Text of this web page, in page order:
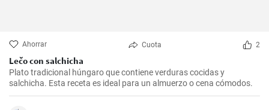
Ahorrar Cuota 2
Lečo con salchicha
Plato tradicional húngaro que contiene verduras cocidas y
salchicha. Esta receta es ideal para un almuerzo o cena cómodos.